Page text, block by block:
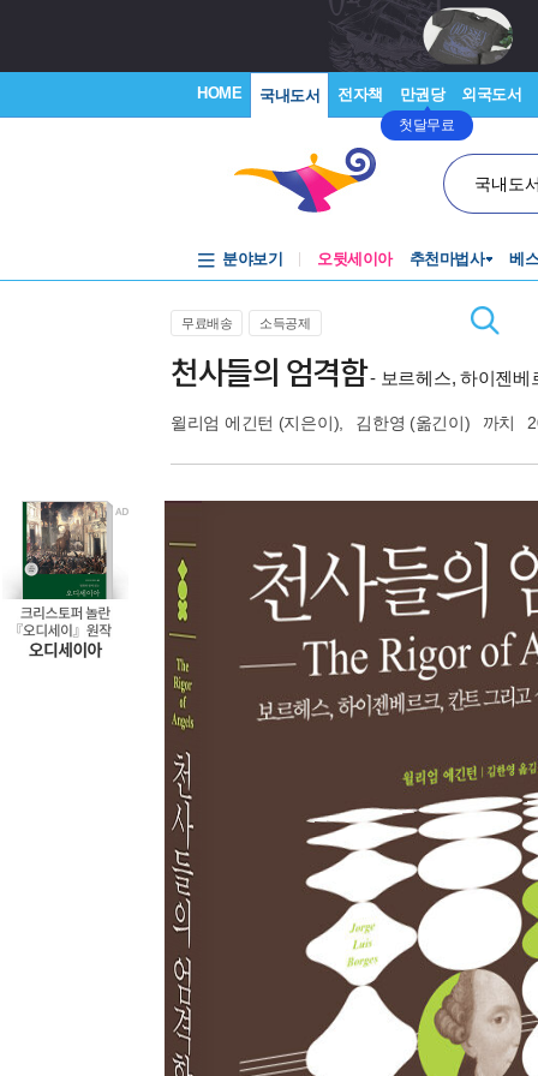
HOME 국내도서 전자책 만권당
첫달무료
외국도서
국내도
분야보기 오뒷세이아 추천마법사 베
무료배송 소득공제
천사들의 엄격함- 보르헤스, 하이젠베
윌리엄 에긴턴 (지은이), 김한영 (옮긴이) 까치